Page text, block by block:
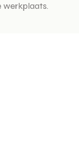
werkplaats.